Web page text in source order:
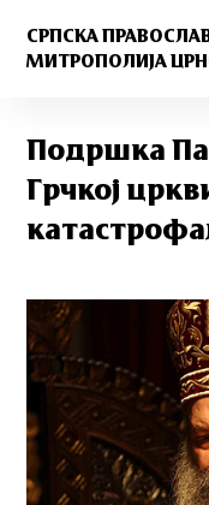
СРПСКА
МИТРОПОЛИЈА
Подршка
Грчкој